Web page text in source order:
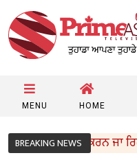
MENU HOME
BREAKING NEWS
ਲੋਕਾਂ ਨੂੰ ਪੱਕਾ ਕਰਨ ਜਾ ਰਿਹਾ ?